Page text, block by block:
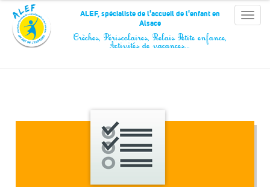
Panneau de gestion des cookies
Toggle
ALEF, spécialiste de l'accueil de l'enfant en
Alsace
Crèches, Périscolaires, Relais Petite enfance,
Activités de vacances…